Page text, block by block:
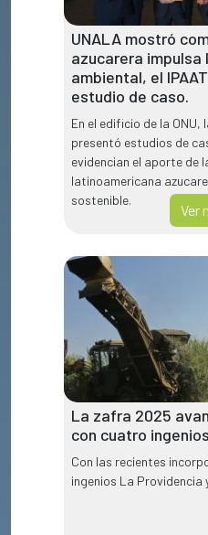
UNALA mostró
azucarera
ambiental, el
estudio de caso.
En el edificio de la ONU,
presentó estudios de
evidencian el aporte de
latinoamericana
sostenible.
Ver
La zafra 2025
con cuatro
Con las recientes
ingenios La Providencia